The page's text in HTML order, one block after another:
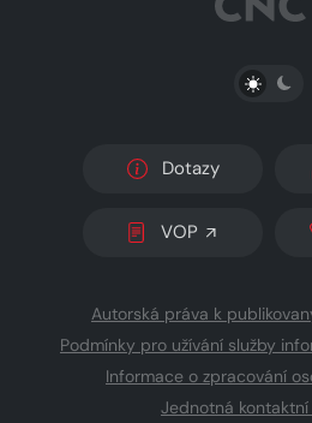
Dotazy
VOP
Autorská práva k
Podmínky pro užívání služby
Informace o zpracování
Jednotná kontaktní